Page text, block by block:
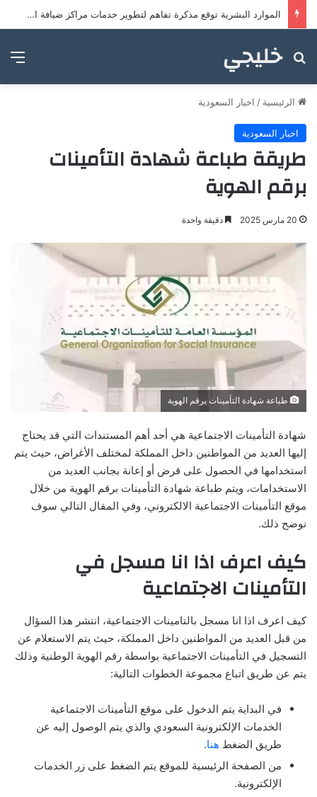
الموارد البشرية توقع مذكرة تفاهم لتطوير خدمات مراكز ضيافة الأطفال
خليجي
بحث عن
الرئيسية / اخبار السعودية
اخبار السعودية
طريقة طباعة شهادة التأمينات
برقم الهوية
20 مارس 2025 دقيقة واحدة
طباعة شهادة التأمينات برقم الهوية
شهادة التأمينات الاجتماعية هي أحد أهم المستندات التي قد يحتاج
إليها العديد من المواطنين داخل المملكة لمختلف الأغراض، حيث يتم
استخدامها في الحصول على قرض أو إعانة بجانب العديد من
الاستخدامات، ويتم طباعة شهادة التأمينات برقم الهوية من خلال
موقع التأمينات الاجتماعية الالكتروني، وفي المقال التالي سوف
نوضح ذلك.
كيف اعرف اذا انا مسجل في
التأمينات الاجتماعية
كيف اعرف اذا انا مسجل بالتامينات الاجتماعية، انتشر هذا السؤال
من قبل العديد من المواطنين داخل المملكة، حيث يتم الاستعلام عن
التسجيل في التأمينات الاجتماعية بواسطة رقم الهوية الوطنية وذلك
يتم عن طريق اتباع مجموعة الخطوات التالية:
في البداية يتم الدخول على موقع التأمينات الاجتماعية
الخدمات الإلكترونية السعودي والذي يتم الوصول إليه عن
طريق الضغط هنا.
من الصفحة الرئيسية للموقع يتم الضغط على زر الخدمات
الإلكترونية.